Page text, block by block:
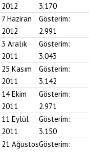
2012
3.170
7 Haziran
2012
Gösterim:
2.991
3 Aralık
2011
Gösterim:
3.043
25 Kasım
2011
Gösterim:
3.142
14 Ekim
2011
Gösterim:
2.971
11 Eylül
2011
Gösterim:
3.150
21 AğustosGösterim: